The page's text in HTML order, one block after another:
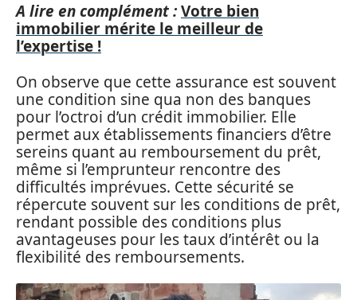
A lire en complément :Votre bien
immobilier mérite le meilleur de
l’expertise !
On observe que cette assurance est souvent
une condition sine qua non des banques
pour l’octroi d’un crédit immobilier. Elle
permet aux établissements financiers d’être
sereins quant au remboursement du prêt,
même si l’emprunteur rencontre des
difficultés imprévues. Cette sécurité se
répercute souvent sur les conditions de prêt,
rendant possible des conditions plus
avantageuses pour les taux d’intérêt ou la
flexibilité des remboursements.